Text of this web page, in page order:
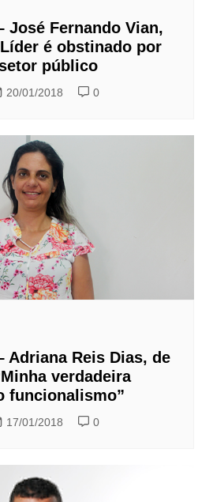
José Fernando Vian,
é obstinado por
público
20/01/2018 0
Adriana Reis Dias, de
verdadeira
funcionalismo”
17/01/2018 0